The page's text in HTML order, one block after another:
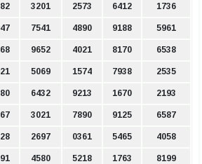
3201 2573 6412 1736
7541 4890 9188 5961
9652 4021 8170 6538
5069 1574 7938 2535
6432 9213 1670 2193
3021 7890 9125 6587
2697 0361 5465 4058
4580 5218 1763 8199